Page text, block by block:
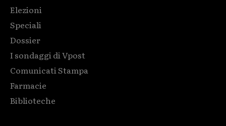
Elezioni
Speciali
Dossier
I sondaggi di Vpost
Comunicati Stampa
Farmacie
Biblioteche